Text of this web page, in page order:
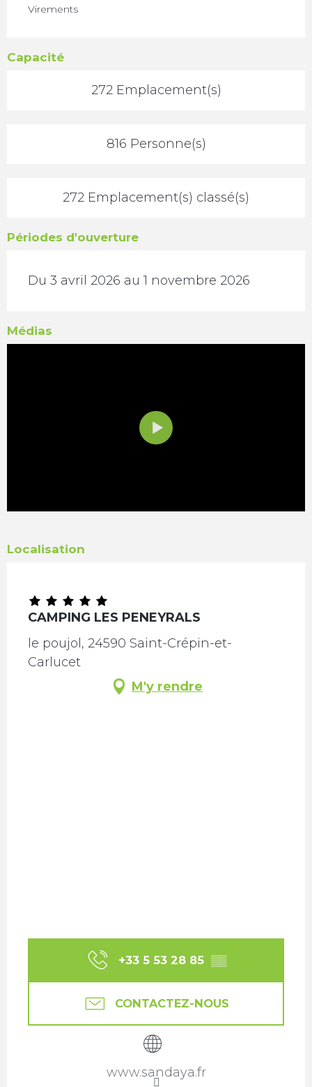
Virements
Capacité
272 Emplacement(s)
816 Personne(s)
272 Emplacement(s) classé(s)
Périodes d'ouverture
Du 3 avril 2026 au 1 novembre 2026
Médias
Localisation
CAMPING LES PENEYRALS
le poujol, 24590 Saint-Crépin-et-
Carlucet
M'y rendre
+33 5 53 28 85 ▒▒
CONTACTEZ-NOUS
www.sandaya.fr